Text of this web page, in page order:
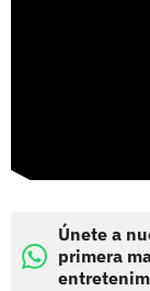
Únete a
primera